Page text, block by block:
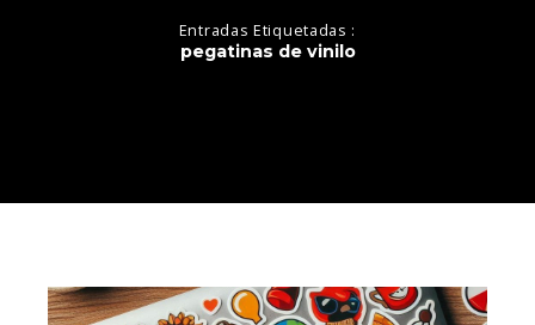
Entradas Etiquetadas :
pegatinas de vinilo